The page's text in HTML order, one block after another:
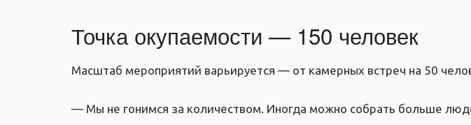
Точка окупаемости — 150 человек
Масштаб мероприятий варьируется — от камерных встреч на 50
— Мы не гонимся за количеством. Иногда можно собрать больше